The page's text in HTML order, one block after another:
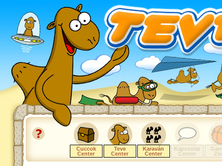
Cuccok
Center
Teve
Center
Karaván
Center
Kapcsolat
Center